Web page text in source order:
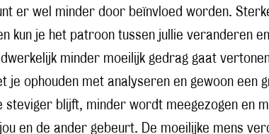
er wel minder door beïnvloed worden.
kun je het patroon tussen jullie veranderen
minder moeilijk gedrag gaat
je ophouden met analyseren en gewoon een
steviger blijft, minder wordt meegezogen en
en de ander gebeurt. De moeilijke mens